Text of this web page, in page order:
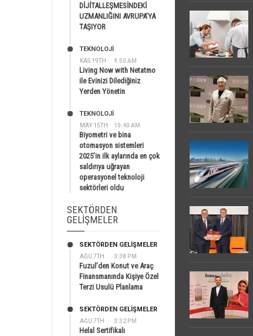
DİJİTALLEŞMESİNDEKİ
UZMANLIĞINI AVRUPA’YA
TAŞIYOR
KAS 19TH 9:50 AM
TEKNOLOJİ
Living Now with Netatmo
ile Evinizi Dilediğiniz
Yerden Yönetin
MAY 15TH 10:40 AM
TEKNOLOJİ
Biyometri ve bina
otomasyon sistemleri
2025’in ilk aylarında en çok
saldırıya uğrayan
operasyonel teknoloji
sektörleri oldu
SEKTÖRDEN
GELIŞMELER
AĞU 7TH 3:38 PM
SEKTÖRDEN GELIŞMELER
Fuzul’den Konut ve Araç
Finansmanında Kişiye Özel
Terzi Usulü Planlama
AĞU 7TH 3:32 PM
SEKTÖRDEN GELIŞMELER
Helal Sertifikalı